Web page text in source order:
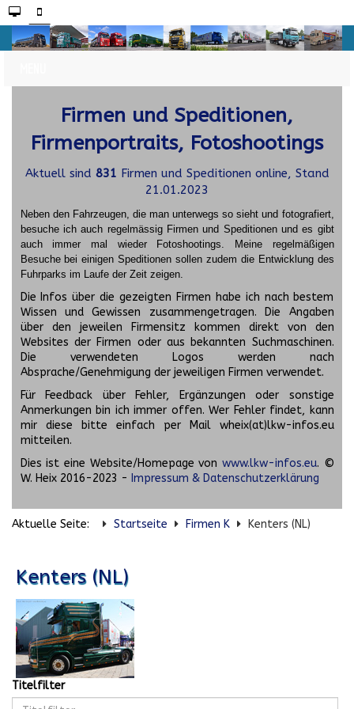
Firmen und Speditionen,
Firmenportraits, Fotoshootings
Aktuell sind 831 Firmen und Speditionen online, Stand
21.01.2023
Neben den Fahrzeugen, die man unterwegs so sieht und fotografiert,
besuche ich auch regelmässig Firmen und Speditionen und es gibt
auch immer mal wieder Fotoshootings.
Meine regelmäßigen
Besuche bei einigen Speditionen sollen zudem die Entwicklung des
Fuhrparks im Laufe der Zeit zeigen.
Die Infos über die gezeigten Firmen habe ich nach bestem
Wissen und Gewissen zusammengetragen. Die Angaben
über den jeweilen Firmensitz kommen direkt von den
Websites der Firmen oder aus bekannten Suchmaschinen.
Die verwendeten Logos werden nach
Absprache/Genehmigung der jeweiligen Firmen verwendet.
Für Feedback über Fehler, Ergänzungen oder sonstige
Anmerkungen bin ich immer offen. Wer Fehler findet, kann
mir diese bitte einfach per Mail wheix(at)lkw-infos.eu
mitteilen.
Dies ist eine Website/Homepage von www.lkw-infos.eu. ©
W. Heix 2016-2023 - Impressum & Datenschutzerklärung
Aktuelle Seite: Startseite Firmen K Kenters (NL)
Kenters (NL)
Titelfilter